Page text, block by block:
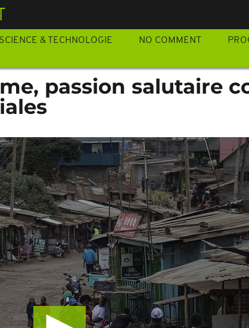
SCIENCE & TECHNOLOGIE NO COMMENT
passion salutaire